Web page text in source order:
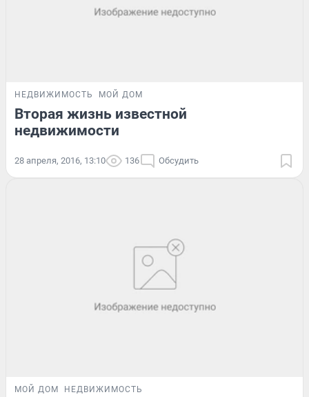
НЕДВИЖИМОСТЬ МОЙ ДОМ
Вторая жизнь известной
недвижимости
28 апреля, 2016, 13:10 136 Обсудить
МОЙ ДОМ НЕДВИЖИМОСТЬ